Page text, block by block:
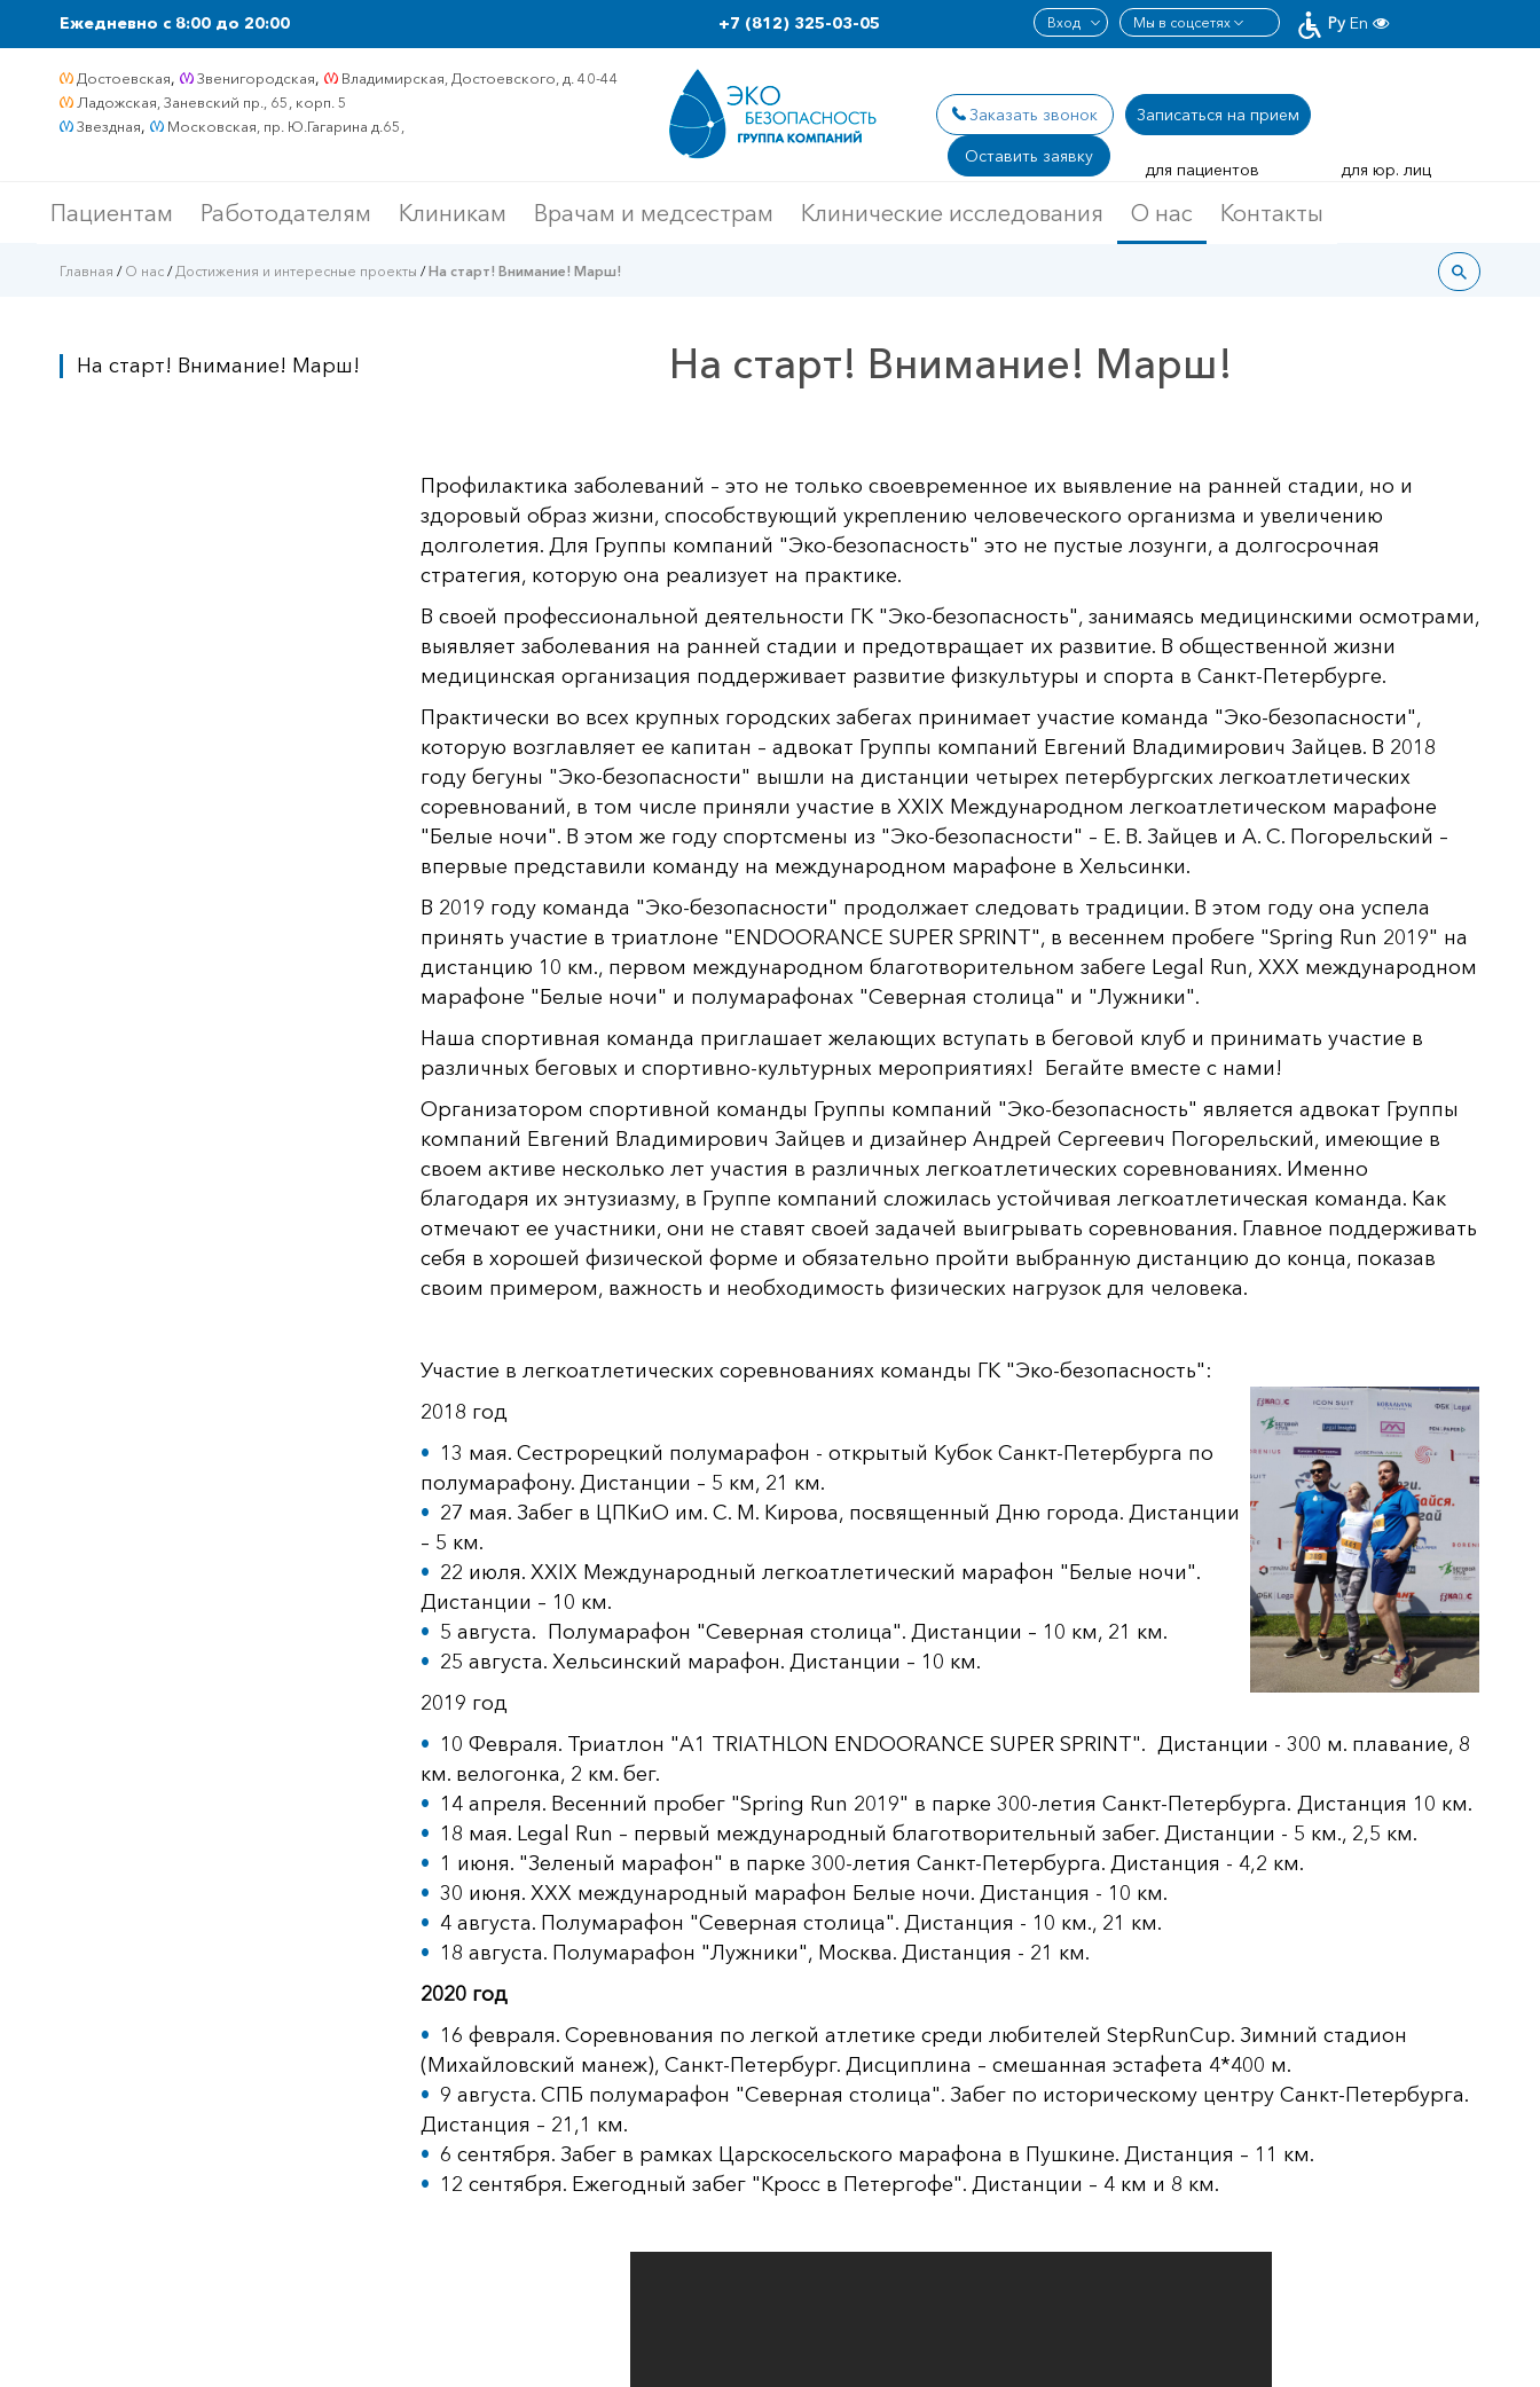
Ежедневно c 8:00 до 20:00 +7 (812) 325-03-05 Ру En
Достоевская, Звенигородская,
Владимирская, Достоевского, д. 40-44
Ладожская, Заневский пр., 65, корп. 5
Звездная, Московская, пр. Ю.Гагарина д.65,
Заказать звонок Записаться на прием
Оставить заявку
для пациентов для юр. лиц
Пациентам Работодателям Клиникам Врачам и медсестрам Клинические исследования О нас Контакты
Главная / О нас /Достижения и интересные проекты /На старт! Внимание! Марш!
На старт! Внимание! Марш! На старт! Внимание! Марш!
Профилактика заболеваний – это не только своевременное их выявление на ранней стадии, но и
здоровый образ жизни, способствующий укреплению человеческого организма и увеличению
долголетия. Для Группы компаний "Эко-безопасность" это не пустые лозунги, а долгосрочная
стратегия, которую она реализует на практике.
В своей профессиональной деятельности ГК "Эко-безопасность", занимаясь медицинскими осмотрами,
выявляет заболевания на ранней стадии и предотвращает их развитие. В общественной жизни
медицинская организация поддерживает развитие физкультуры и спорта в Санкт-Петербурге.
Практически во всех крупных городских забегах принимает участие команда "Эко-безопасности",
которую возглавляет ее капитан – адвокат Группы компаний Евгений Владимирович Зайцев. В 2018
году бегуны "Эко-безопасности" вышли на дистанции четырех петербургских легкоатлетических
соревнований, в том числе приняли участие в XXIX Международном легкоатлетическом марафоне
"Белые ночи". В этом же году спортсмены из "Эко-безопасности" – Е. В. Зайцев и А. С. Погорельский –
впервые представили команду на международном марафоне в Хельсинки.
В 2019 году команда "Эко-безопасности" продолжает следовать традиции. В этом году она успела
принять участие в триатлоне "ENDOORANCE SUPER SPRINT", в весеннем пробеге "Spring Run 2019" на
дистанцию 10 км., первом международном благотворительном забеге Legal Run, ХХХ международном
марафоне "Белые ночи" и полумарафонах "Северная столица" и "Лужники".
Наша спортивная команда приглашает желающих вступать в беговой клуб и принимать участие в
различных беговых и спортивно-культурных мероприятиях! Бегайте вместе с нами!
Организатором спортивной команды Группы компаний "Эко-безопасность" является адвокат Группы
компаний Евгений Владимирович Зайцев и дизайнер Андрей Сергеевич Погорельский, имеющие в
своем активе несколько лет участия в различных легкоатлетических соревнованиях. Именно
благодаря их энтузиазму, в Группе компаний сложилась устойчивая легкоатлетическая команда. Как
отмечают ее участники, они не ставят своей задачей выигрывать соревнования. Главное поддерживать
себя в хорошей физической форме и обязательно пройти выбранную дистанцию до конца, показав
своим примером, важность и необходимость физических нагрузок для человека.
Участие в легкоатлетических соревнованиях команды ГК "Эко-безопасность":
2018 год
13 мая. Сестрорецкий полумарафон - открытый Кубок Санкт-Петербурга по
полумарафону. Дистанции – 5 км, 21 км.
27 мая. Забег в ЦПКиО им. С. М. Кирова, посвященный Дню города. Дистанции
– 5 км.
22 июля. XXIX Международный легкоатлетический марафон "Белые ночи".
Дистанции – 10 км.
5 августа. Полумарафон "Северная столица". Дистанции – 10 км, 21 км.
25 августа. Хельсинский марафон. Дистанции – 10 км.
2019 год
10 Февраля. Триатлон "A1 TRIATHLON ENDOORANCE SUPER SPRINT". Дистанции - 300 м. плавание, 8
км. велогонка, 2 км. бег.
14 апреля. Весенний пробег "Spring Run 2019" в парке 300-летия Санкт-Петербурга. Дистанция 10 км.
18 мая. Legal Run – первый международный благотворительный забег. Дистанции - 5 км., 2,5 км.
1 июня. "Зеленый марафон" в парке 300-летия Санкт-Петербурга. Дистанция - 4,2 км.
30 июня. ХХХ международный марафон Белые ночи. Дистанция - 10 км.
4 августа. Полумарафон "Северная столица". Дистанция - 10 км., 21 км.
18 августа. Полумарафон "Лужники", Москва. Дистанция - 21 км.
2020 год
16 февраля. Соревнования по легкой атлетике среди любителей StepRunCup. Зимний стадион
(Михайловский манеж), Санкт-Петербург. Дисциплина – смешанная эстафета 4*400 м.
9 августа. СПБ полумарафон "Северная столица". Забег по историческому центру Санкт-Петербурга.
Дистанция – 21,1 км.
6 сентября. Забег в рамках Царскосельского марафона в Пушкине. Дистанция – 11 км.
12 сентября. Ежегодный забег "Кросс в Петергофе". Дистанции – 4 км и 8 км.